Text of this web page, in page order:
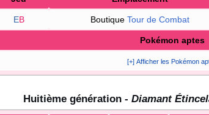
EB Boutique Tour de Combat
Pokémon aptes
[+] Afficher les Pokémon
Huitième génération - Diamant